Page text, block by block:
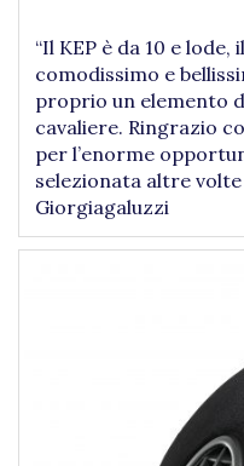
“Il KEP è da 10 e
comodissimo e
proprio un elemento
cavaliere. Ringrazio
per l’enorme
selezionata altre
Giorgiagaluzzi